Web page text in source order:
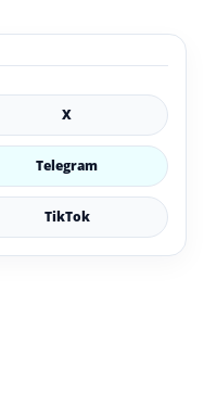
X
Telegram
TikTok